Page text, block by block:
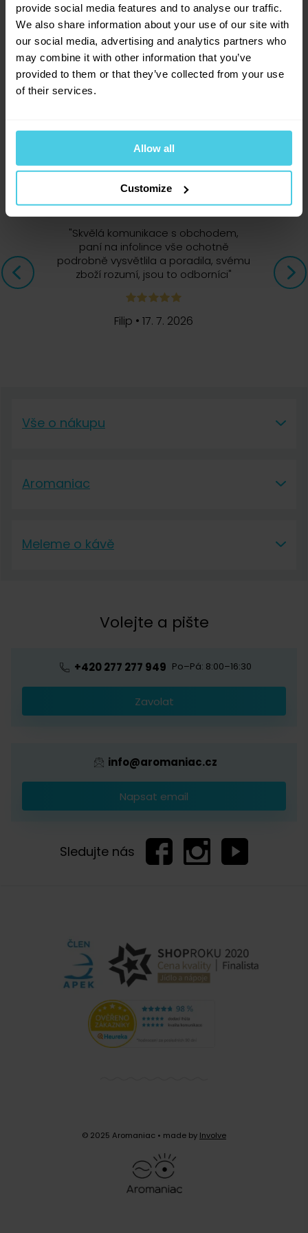
provide social media features and to analyse our traffic.
We also share information about your use of our site with
our social media, advertising and analytics partners who
may combine it with other information that you’ve
provided to them or that they’ve collected from your use
of their services.
Allow all
Customize
0 x
Přihlásit se
14 293 zákazníků nás doporučuje
"Skvělá komunikace s obchodem,
paní na infolince vše ochotně
podrobně vysvětlila a poradila, svému
zboží rozumí, jsou to odborníci"
Filip •17. 7. 2026
Vše o nákupu
Ochrana osobních údajů
Aromaniac
Provizní systém
Meleme o kávě
Kávová akademieVolejte a pište
+420 277 277 949 Po–Pá: 8:00–16:30
Zavolat
info@aromaniac.cz
Napsat email
Sledujte nás
© 2025 Aromaniac • made by Involve